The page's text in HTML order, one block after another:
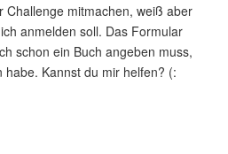
Challenge mitmachen, weiß aber
anmelden soll. Das Formular
schon ein Buch angeben muss,
habe. Kannst du mir helfen? (: